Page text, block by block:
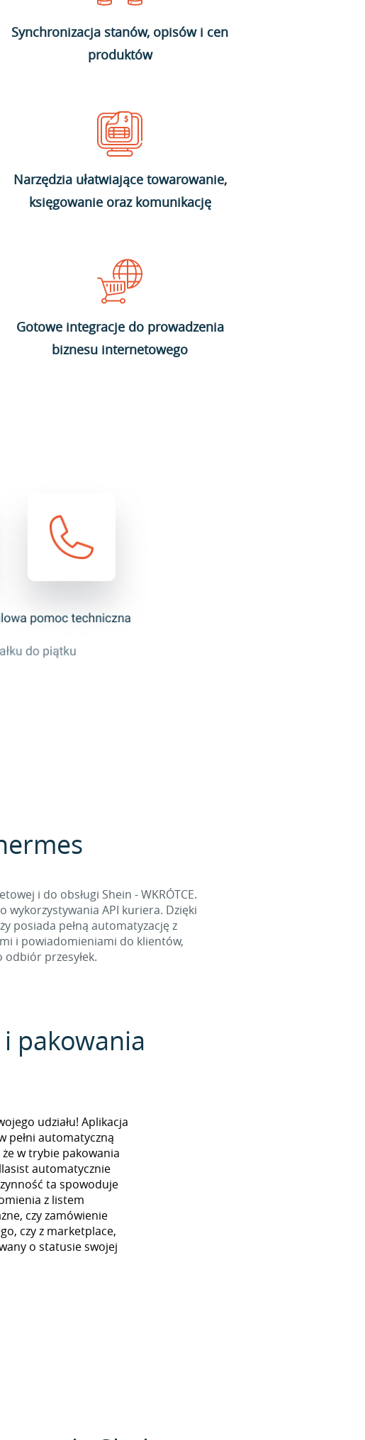
Synchronizacja stanów, opisów i cen
produktów
Narzędzia ułatwiające towarowanie,
księgowanie oraz komunikację
Gotowe integracje do prowadzenia
biznesu internetowego
i do obsługi Shein - WKRÓTCE.
wykorzystywania API kuriera. Dzięki
posiada pełną automatyzację z
i powiadomieniami do klientów,
przesyłek.
pakowania
udziału! Aplikacja
pełni automatyczną
w trybie pakowania
automatycznie
ta spowoduje
z listem
czy zamówienie
czy z marketplace,
o statusie swojej